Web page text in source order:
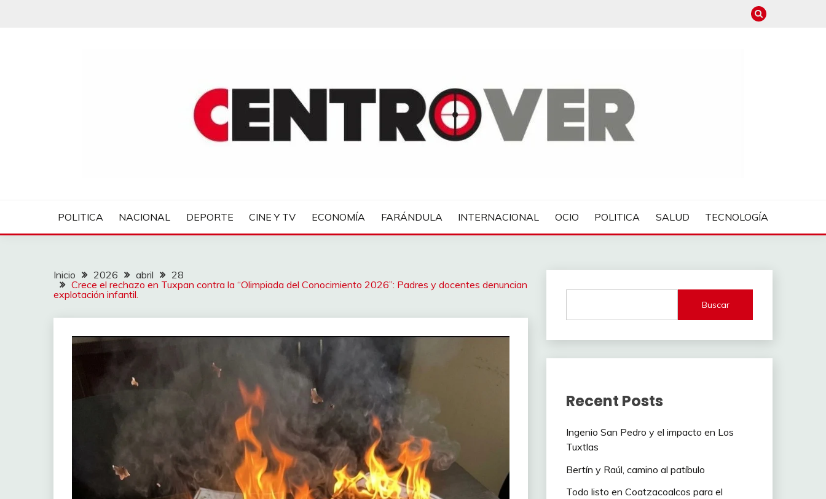
POLITICA NACIONAL DEPORTE CINE Y TV ECONOMÍA FARÁNDULA INTERNACIONAL OCIO POLITICA SALUD TECNOLOGÍA
Inicio 2026 abril
28
Crece el rechazo en Tuxpan contra la “Olimpiada del Conocimiento 2026”: Padres y docentes denuncian
explotación infantil.
Buscar
Recent Posts
Ingenio San Pedro y el impacto en Los
Tuxtlas
Bertín y Raúl, camino al patíbulo
Todo listo en Coatzacoalcos para el